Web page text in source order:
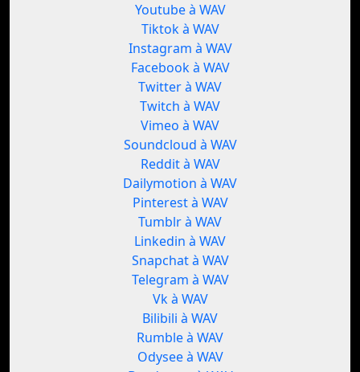
Youtube à WAV
Tiktok à WAV
Instagram à WAV
Facebook à WAV
Twitter à WAV
Twitch à WAV
Vimeo à WAV
Soundcloud à WAV
Reddit à WAV
Dailymotion à WAV
Pinterest à WAV
Tumblr à WAV
Linkedin à WAV
Snapchat à WAV
Telegram à WAV
Vk à WAV
Bilibili à WAV
Rumble à WAV
Odysee à WAV